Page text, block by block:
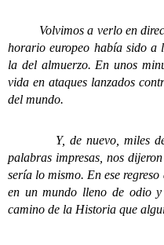
Volvimos a verlo en
horario europeo había sido
la del almuerzo. En unos
vida en ataques lanzados
del mundo.
Y, de nuevo, miles de
palabras impresas, nos
sería lo mismo. En ese
en un mundo lleno de odio
camino de la Historia que